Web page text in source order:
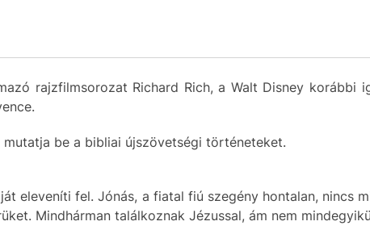
rajzfilmsorozat Richard Rich, a Walt Disney korábbi
be a bibliai újszövetségi történeteket.
eleveníti fel. Jónás, a fiatal fiú szegény hontalan, nincs
Mindhárman találkoznak Jézussal, ám nem